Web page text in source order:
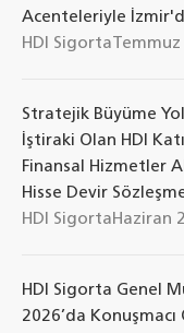
Acenteleriyle
HDI Sigorta
Stratejik Büyüme
İştiraki Olan HDI
Finansal Hizmetler
Hisse Devir
HDI Sigorta Haziran
HDI Sigorta Genel
2026’da Konuşmacı